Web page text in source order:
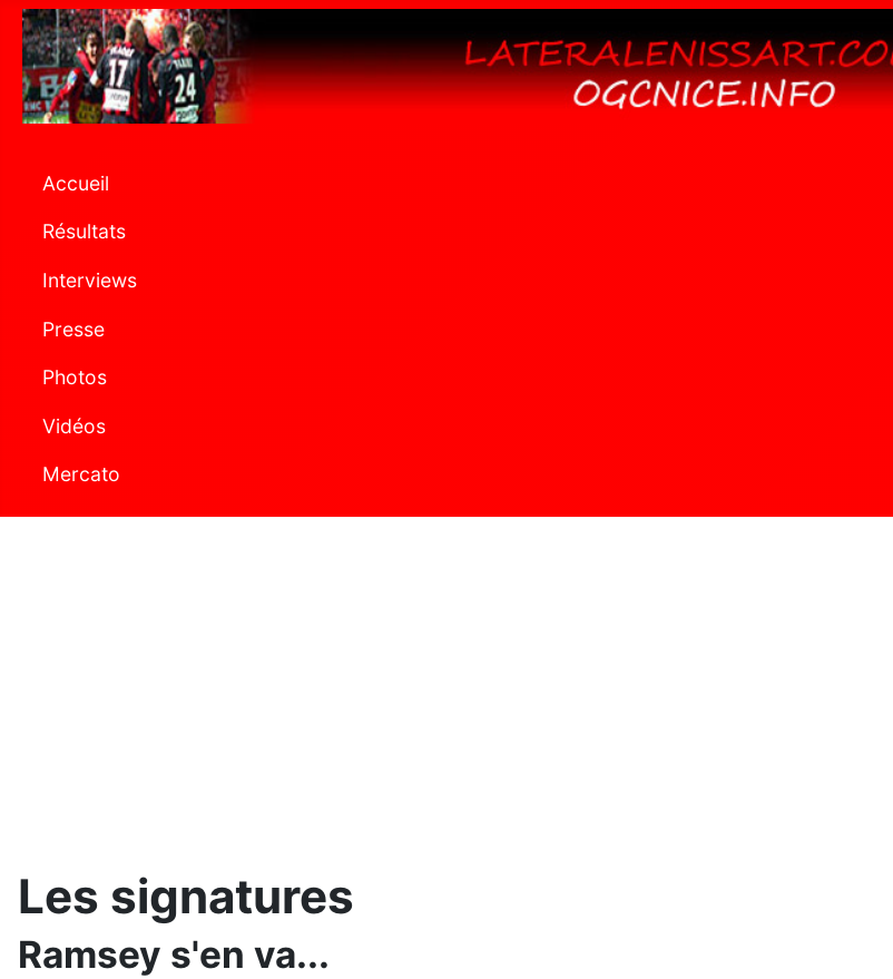
Accueil
Résultats
Interviews
Presse
Photos
Vidéos
Mercato
Les signatures
Ramsey s'en va...